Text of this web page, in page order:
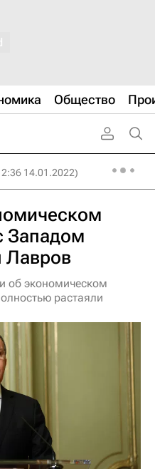
Общество
14.01.2022)
Западом
Лавров
об экономическом
растаяли